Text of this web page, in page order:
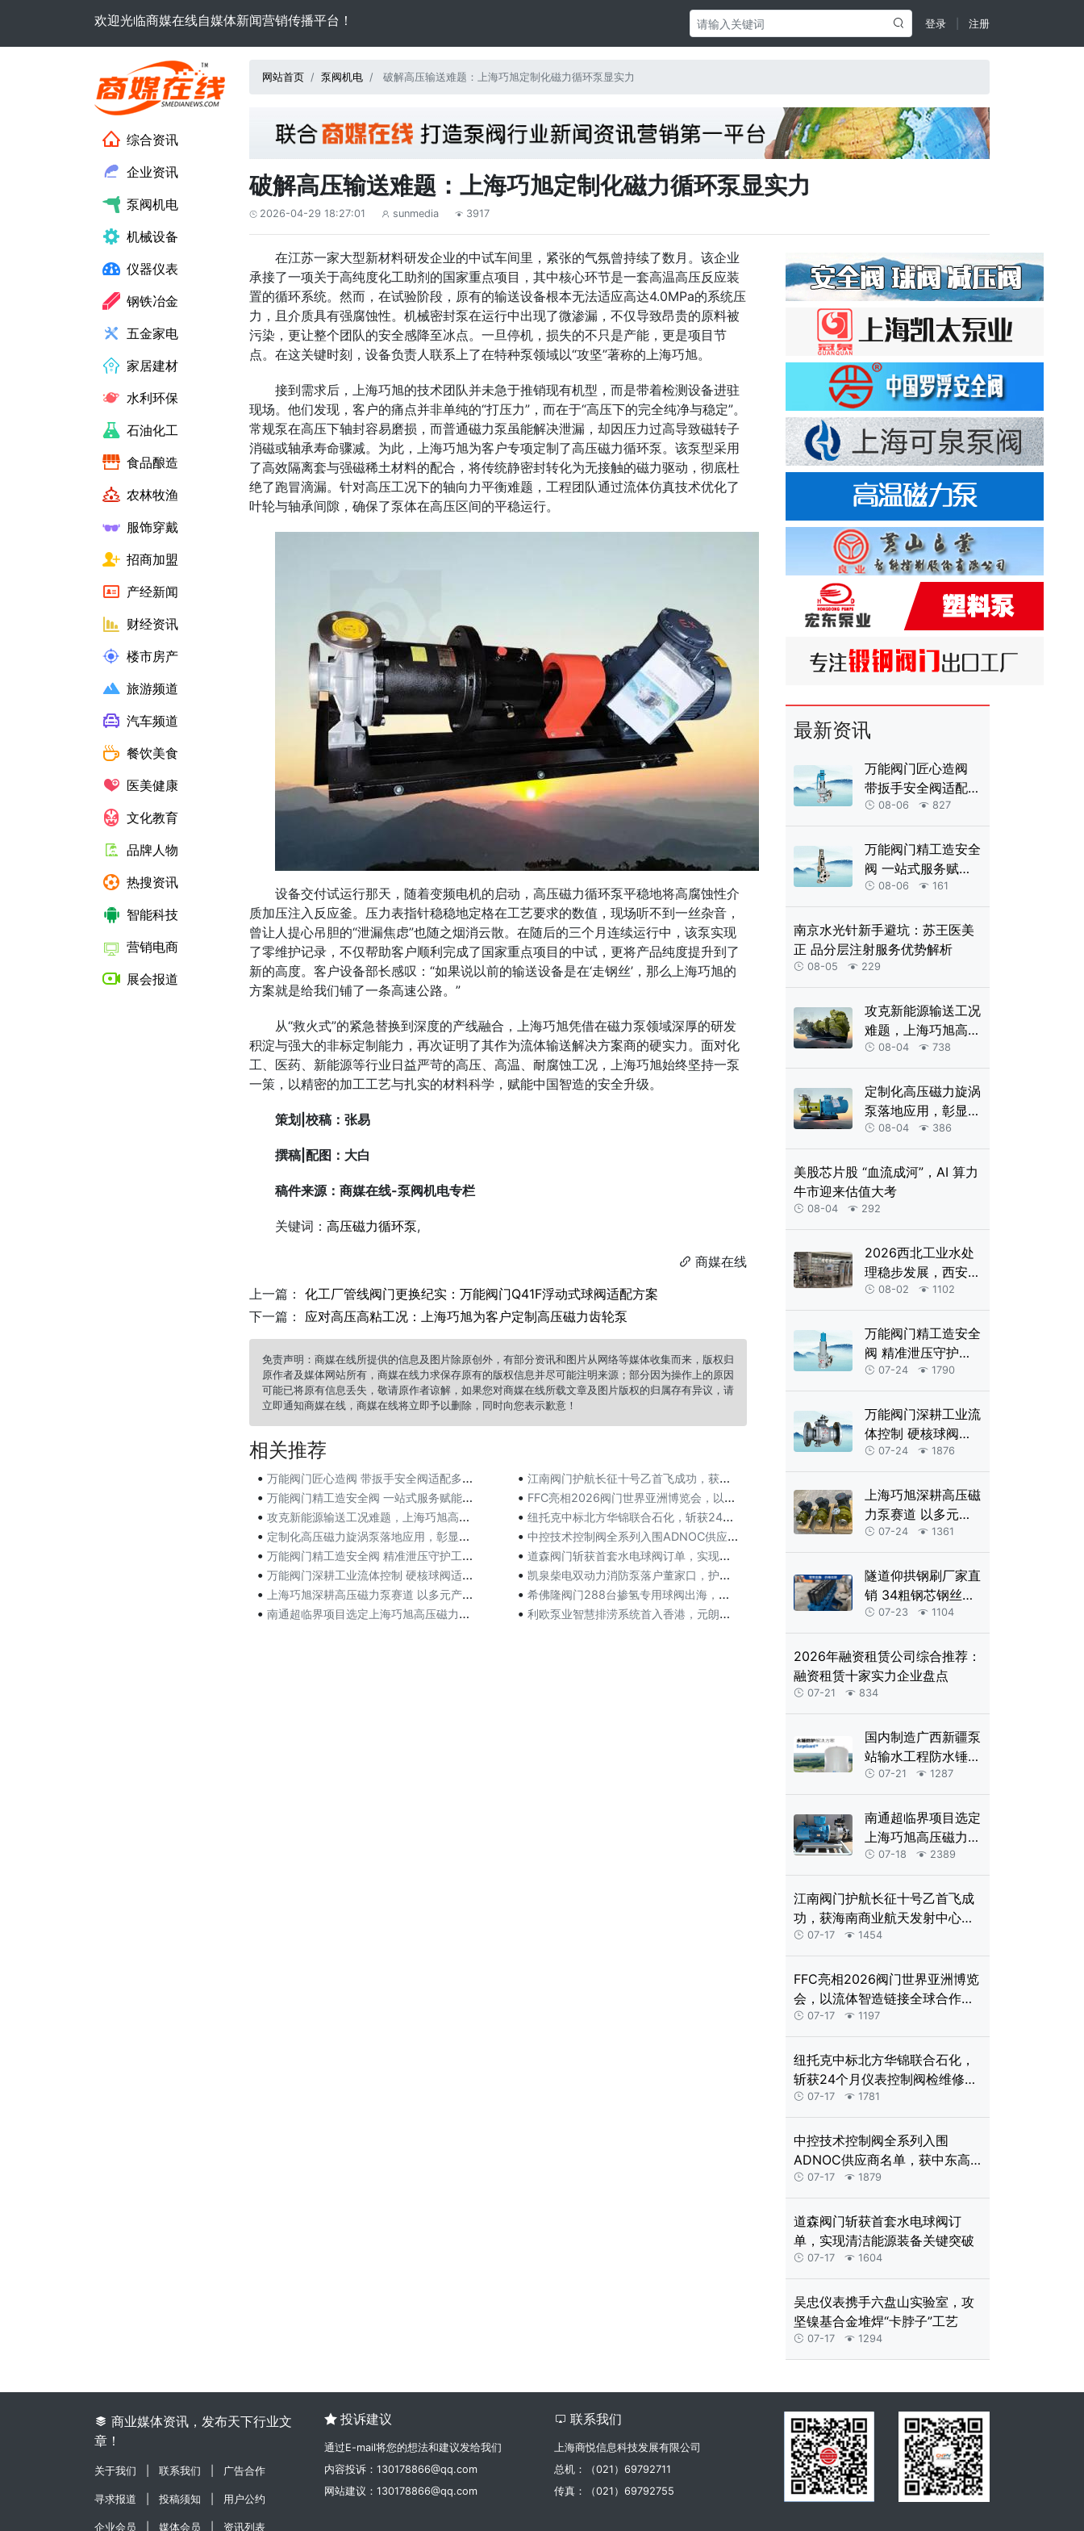
欢迎光临商媒在线自媒体新闻营销传播平台！  登录 注册
综合资讯
企业资讯
泵阀机电
机械设备
仪器仪表
钢铁冶金
五金家电
家居建材
水利环保
石油化工
食品酿造
农林牧渔
服饰穿戴
招商加盟
产经新闻
财经资讯
楼市房产
旅游频道
汽车频道
餐饮美食
医美健康
文化教育
品牌人物
热搜资讯
智能科技
营销电商
展会报道
网站首页 泵阀机电 破解高压输送难题：上海巧旭定制化磁力循环泵显实力
破解高压输送难题：上海巧旭定制化磁力循环泵显实力
 2026-04-29 18:27:01  sunmedia  3917
在江苏一家大型新材料研发企业的中试车间里，紧张的气氛曾持续了数月。该企业
承接了一项关于高纯度化工助剂的国家重点项目，其中核心环节是一套高温高压反应装
置的循环系统。然而，在试验阶段，原有的输送设备根本无法适应高达4.0MPa的系统压
力，且介质具有强腐蚀性。机械密封泵在运行中出现了微渗漏，不仅导致昂贵的原料被
污染，更让整个团队的安全感降至冰点。一旦停机，损失的不只是产能，更是项目节
点。在这关键时刻，设备负责人联系上了在特种泵领域以“攻坚”著称的上海巧旭。
接到需求后，上海巧旭的技术团队并未急于推销现有机型，而是带着检测设备进驻
现场。他们发现，客户的痛点并非单纯的“打压力”，而在于“高压下的完全纯净与稳定”。
常规泵在高压下轴封容易磨损，而普通磁力泵虽能解决泄漏，却因压力过高导致磁转子
消磁或轴承寿命骤减。为此，上海巧旭为客户专项定制了高压磁力循环泵。该泵型采用
了高效隔离套与强磁稀土材料的配合，将传统静密封转化为无接触的磁力驱动，彻底杜
绝了跑冒滴漏。针对高压工况下的轴向力平衡难题，工程团队通过流体仿真技术优化了
叶轮与轴承间隙，确保了泵体在高压区间的平稳运行。
设备交付试运行那天，随着变频电机的启动，高压磁力循环泵平稳地将高腐蚀性介
质加压注入反应釜。压力表指针稳稳地定格在工艺要求的数值，现场听不到一丝杂音，
曾让人提心吊胆的“泄漏焦虑”也随之烟消云散。在随后的三个月连续运行中，该泵实现
了零维护记录，不仅帮助客户顺利完成了国家重点项目的中试，更将产品纯度提升到了
新的高度。客户设备部长感叹：“如果说以前的输送设备是在‘走钢丝’，那么上海巧旭的
方案就是给我们铺了一条高速公路。”
从“救火式”的紧急替换到深度的产线融合，上海巧旭凭借在磁力泵领域深厚的研发
积淀与强大的非标定制能力，再次证明了其作为流体输送解决方案商的硬实力。面对化
工、医药、新能源等行业日益严苛的高压、高温、耐腐蚀工况，上海巧旭始终坚持一泵
一策，以精密的加工工艺与扎实的材料科学，赋能中国智造的安全升级。
策划|校稿： 张易
撰稿 配图 ： 大白
稿件来源：商媒在线-泵阀机电专栏
关键词： 高压磁力循环泵,
 商媒在线
上一篇： 化工厂管线阀门更换纪实：万能阀门Q41F浮动式球阀适配方案
下一篇： 应对高压高粘工况：上海巧旭为客户定制高压磁力齿轮泵
免责声明：商媒在线所提供的信息及图片除原创外，有部分资讯和图片从网络等媒体收集而来，版权归
原作者及媒体网站所有，商媒在线力求保存原有的版权信息并尽可能注明来源；部分因为操作上的原因
可能已将原有信息丢失，敬请原作者谅解，如果您对商媒在线所载文章及图片版权的归属存有异议，请
立即通知商媒在线，商媒在线将立即予以删除，同时向您表示歉意！
相关推荐
• 万能阀门匠心造阀 带扳手安全阀适配多场景工业防护
• 万能阀门精工造安全阀 一站式服务赋能工业安全生产
• 攻克新能源输送工况难题，上海巧旭高压磁力齿轮泵定制落
• 定制化高压磁力旋涡泵落地应用，彰显上海巧旭精工研发实
• 万能阀门精工造安全阀 精准泄压守护工业生产
• 万能阀门深耕工业流体控制 硬核球阀适配复杂工况
• 上海巧旭深耕高压磁力泵赛道 以多元产品夯实特种泵制造
• 南通超临界项目选定上海巧旭高压磁力泵，38MPa二氧
• 江南阀门护航长征十号乙首飞成功，获海南商业航天发射中
• FFC亮相2026阀门世界亚洲博览会，以流体智造链接
• 纽托克中标北方华锦联合石化，斩获24个月仪表控制阀检
• 中控技术控制阀全系列入围ADNOC供应商名单，获中东
• 道森阀门斩获首套水电球阀订单，实现清洁能源装备关键突
• 凯泉柴电双动力消防泵落户董家口，护航520万立方米“
• 希佛隆阀门288台掺氢专用球阀出海，叩开欧洲中东能源
• 利欧泵业智慧排涝系统首入香港，元朗防洪屏障升级至“2
最新资讯
万能阀门匠心造阀
带扳手安全阀适配多
场景工业防护
 08-06 827
万能阀门精工造安全
阀 一站式服务赋能
工业安全生产
 08-06 161
南京水光针新手避坑：苏王医美
正 品分层注射服务优势解析
 08-05 229
攻克新能源输送工况
难题，上海巧旭高压
磁力齿轮泵定制落地
 08-04 738
定制化高压磁力旋涡
泵落地应用，彰显上
海巧旭精工研发实力
 08-04 386
美股芯片股 “血流成河”，AI 算力
牛市迎来估值大考
 08-04 292
2026西北工业水处
理稳步发展，西安康
诺反渗透设备赋能各
行生产
 08-02 1102
万能阀门精工造安全
阀 精准泄压守护工
业生产
 07-24 1790
万能阀门深耕工业流
体控制 硬核球阀适
配复杂工况
 07-24 1876
上海巧旭深耕高压磁
力泵赛道 以多元产
品夯实特种泵制造实
力
 07-24 1361
隧道仰拱钢刷厂家直
销 34粗钢芯钢丝绳
清扫钢刷
 07-23 1104
2026年融资租赁公司综合推荐：
融资租赁十家实力企业盘点
 07-21 834
国内制造广西新疆泵
站输水工程防水锤大
型可定制内胆式水锤
消除罐及全自动控制
系统
 07-21 1287
南通超临界项目选定
上海巧旭高压磁力
泵，38MPa二氧化
碳输送难题获解
 07-18 2389
江南阀门护航长征十号乙首飞成
功，获海南商业航天发射中心致
谢
 07-17 1454
FFC亮相2026阀门世界亚洲博览
会，以流体智造链接全球合作新
机遇
 07-17 1197
纽托克中标北方华锦联合石化，
斩获24个月仪表控制阀检维修服
务框架
 07-17 1781
中控技术控制阀全系列入围
ADNOC供应商名单，获中东高
端能源市场“通行证”
 07-17 1879
道森阀门斩获首套水电球阀订
单，实现清洁能源装备关键突破
 07-17 1604
吴忠仪表携手六盘山实验室，攻
坚镍基合金堆焊“卡脖子”工艺
 07-17 1294
 商业媒体资讯，发布天下行业文
章！
关于我们 联系我们 广告合作
寻求报道 投稿须知 用户公约
企业会员 媒体会员 资讯列表
 投诉建议
通过E-mail将您的想法和建议发给我们
内容投诉：130178866@qq.com
网站建议：130178866@qq.com
 联系我们
上海商悦信息科技发展有限公司
总机：（021）69792711
传真：（021）69792755